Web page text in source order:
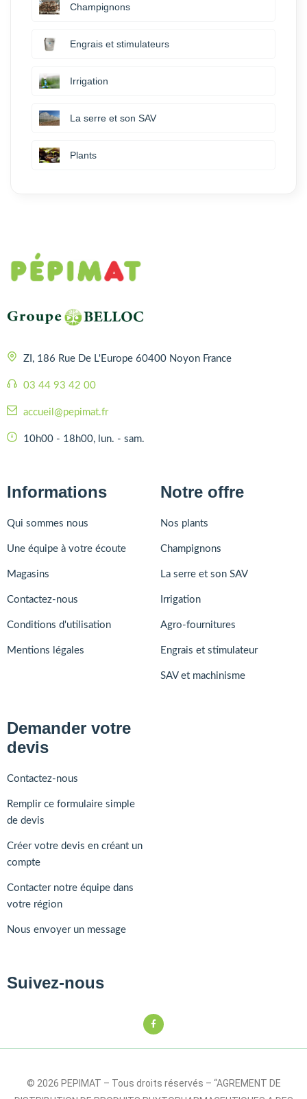
Champignons
Engrais et stimulateurs
Irrigation
La serre et son SAV
Plants
ZI, 186 Rue De L'Europe 60400 Noyon France
03 44 93 42 00
accueil@pepimat.fr
10h00 - 18h00, lun. - sam.
Informations
Qui sommes nous
Une équipe à votre écoute
Magasins
Contactez-nous
Conditions d'utilisation
Mentions légales
Notre offre
Nos plants
Champignons
La serre et son SAV
Irrigation
Agro-fournitures
Engrais et stimulateur
SAV et machinisme
Demander votre
devis
Contactez-nous
Remplir ce formulaire simple
de devis
Créer votre devis en créant un
compte
Contacter notre équipe dans
votre région
Nous envoyer un message
Suivez-nous
© 2026 PEPIMAT – Tous droits réservés – “AGREMENT DE